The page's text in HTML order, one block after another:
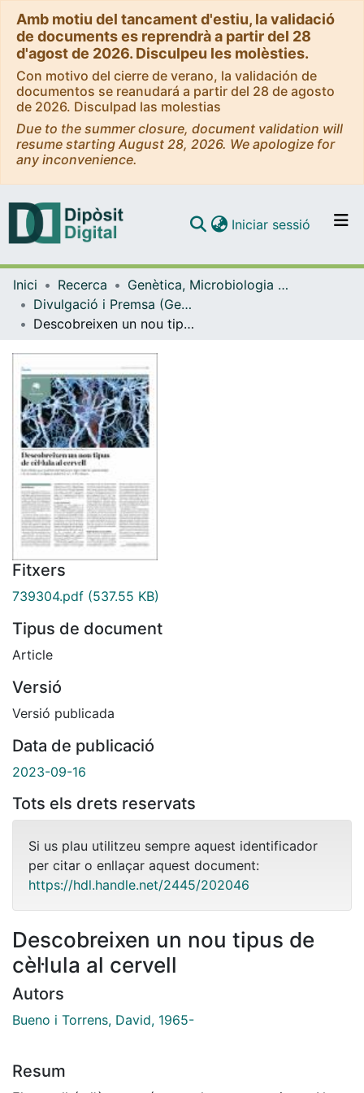
Amb motiu del tancament d'estiu, la validació
de documents es reprendrà a partir del 28
d'agost de 2026. Disculpeu les molèsties.
Con motivo del cierre de verano, la validación de
documentos se reanudará a partir del 28 de agosto
de 2026. Disculpad las molestias
Due to the summer closure, document validation will
resume starting August 28, 2026. We apologize for
any inconvenience.
Navega per tot el DD
Com publicar
Iniciar sessió (current)
Inici Recerca
Genètica, Microbiologia i Estadística
Divulgació i Premsa (Genètica, Microbiologia i Estadística)
Descobreixen un nou tipus de cèl·lula al cervell
Fitxers
739304.pdf (537.55 KB)
Tipus de document
Article
Versió
Versió publicada
Data de publicació
2023-09-16
Tots els drets reservats
Si us plau utilitzeu sempre aquest identificador
per citar o enllaçar aquest document:
https://hdl.handle.net/2445/202046
Descobreixen un nou tipus de
cèl·lula al cervell
Autors
Bueno i Torrens, David, 1965-
Resum